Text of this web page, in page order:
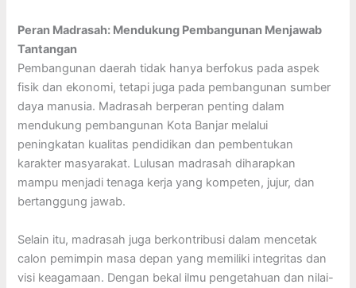
Peran Madrasah: Mendukung Pembangunan Menjawab
Tantangan
Pembangunan daerah tidak hanya berfokus pada aspek
fisik dan ekonomi, tetapi juga pada pembangunan sumber
daya manusia. Madrasah berperan penting dalam
mendukung pembangunan Kota Banjar melalui
peningkatan kualitas pendidikan dan pembentukan
karakter masyarakat. Lulusan madrasah diharapkan
mampu menjadi tenaga kerja yang kompeten, jujur, dan
bertanggung jawab.
Selain itu, madrasah juga berkontribusi dalam mencetak
calon pemimpin masa depan yang memiliki integritas dan
visi keagamaan. Dengan bekal ilmu pengetahuan dan nilai-